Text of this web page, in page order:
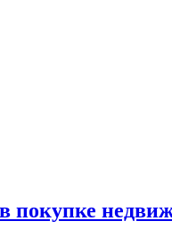
покупке